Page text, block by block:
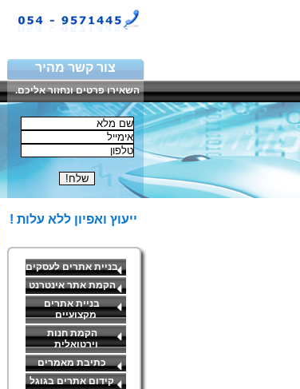
צור קשר מהיר
השאירו פרטים ונחזור אליכם.
ייעוץ ואפיון ללא עלות !
בניית אתרים לעסקים
הקמת אתר אינטרנט
בניית אתרים
מקצועיים
הקמת חנות
וירטואלית
כתיבת מאמרים
קידום אתרים בגוגל